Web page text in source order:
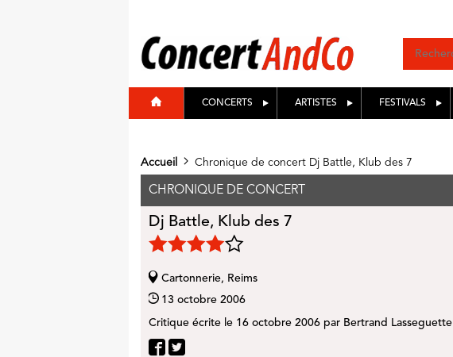
CONCERTS ARTISTES FESTIVALS
Accueil Chronique de concert Dj Battle, Klub des 7
CHRONIQUE DE CONCERT
Dj Battle, Klub des 7
Cartonnerie, Reims
13 octobre 2006
Critique écrite le 16 octobre 2006 par Bertrand Lasseguette